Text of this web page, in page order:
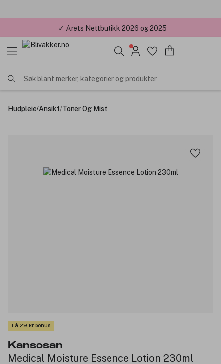
✓ Årets Nettbutikk 2026 og 2025
Søk blant merker, kategorier og produkter
Hudpleie/Ansikt/Toner Og Mist
Få 29 kr bonus
Kansosan
Medical Moisture Essence Lotion 230ml